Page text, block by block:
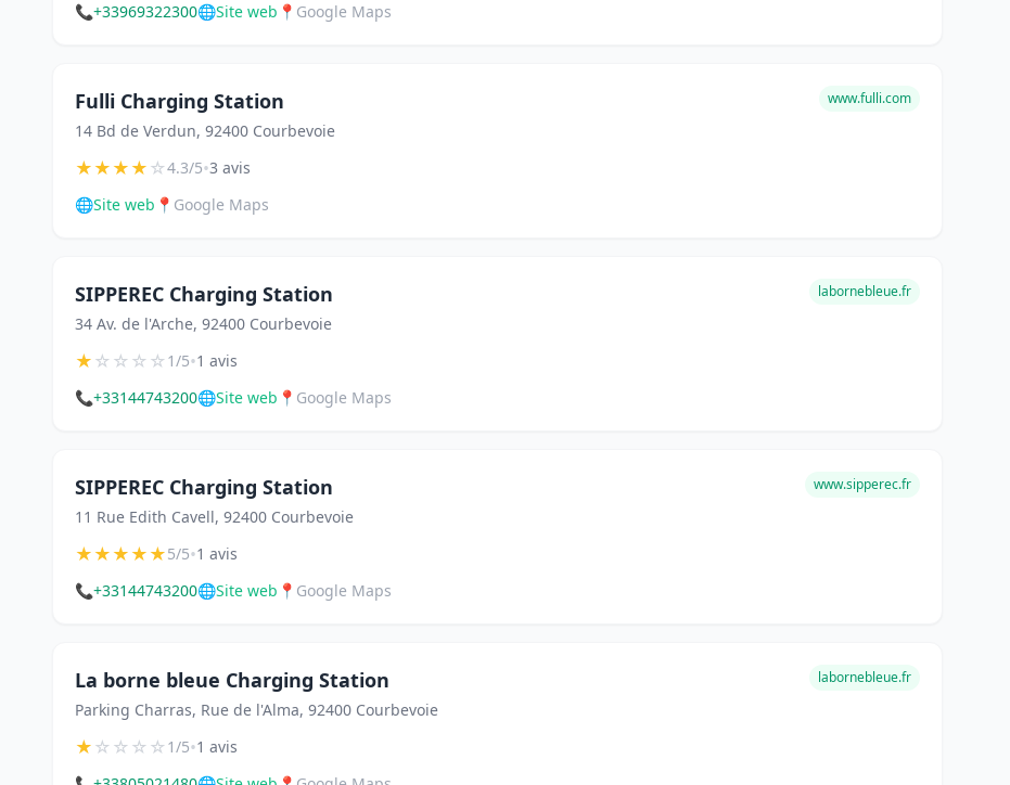
📞+33969322300🌐Site web 📍 Google Maps
Fulli Charging Station
14 Bd de Verdun, 92400 Courbevoie
www.fulli.com
★★★★☆4.3/5•3 avis
🌐Site web 📍 Google Maps
SIPPEREC Charging Station
34 Av. de l'Arche, 92400 Courbevoie
labornebleue.fr
★☆☆☆☆1/5•1 avis
📞+33144743200🌐Site web 📍 Google Maps
SIPPEREC Charging Station
11 Rue Edith Cavell, 92400 Courbevoie
www.sipperec.fr
★★★★★5/5•1 avis
📞+33144743200🌐Site web 📍 Google Maps
La borne bleue Charging Station
Parking Charras, Rue de l'Alma, 92400 Courbevoie
labornebleue.fr
★☆☆☆☆1/5•1 avis